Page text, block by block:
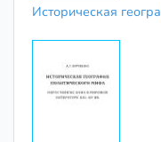
Историческая